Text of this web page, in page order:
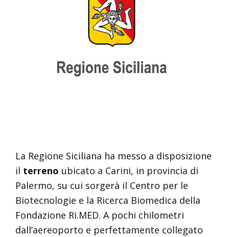
La Regione Siciliana ha messo a disposizione
il terreno ubicato a Carini, in provincia di
Palermo, su cui sorgerà il Centro per le
Biotecnologie e la Ricerca Biomedica della
Fondazione Ri.MED. A pochi chilometri
dall’aereoporto e perfettamente collegato